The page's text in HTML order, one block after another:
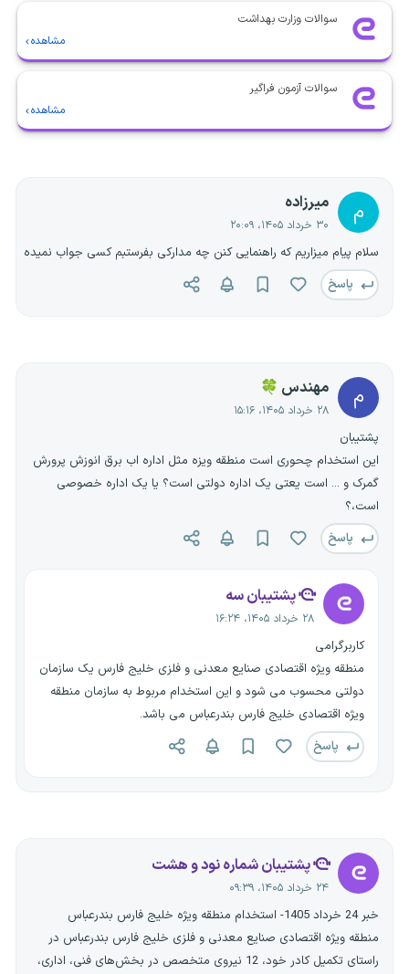
سوالات وزارت بهداشت
مشاهده
سوالات آزمون فراگیر
مشاهده
م میرزاده
۳۰ خرداد ۱۴۰۵، ۲۰:۰۹
سلام پیام میزاریم که راهنمایی کنن چه مدارکی بفرستبم کسی جواب نمیده
پاسخ
م مهندس 🍀
۲۸ خرداد ۱۴۰۵، ۱۵:۱۶
پشتیبان
این استخدام چحوری است منطقه ویزه مثل اداره اب برق انوزش پرورش
گمرک و ... است یعتی یک اداره دولتی است؟ یا یک اداره خصوصی
است،؟
پاسخ
پشتیبان سه
۲۸ خرداد ۱۴۰۵، ۱۶:۲۴
کاربرگرامی
منطقه ویژه اقتصادی صنایع معدنی و فلزی خلیج فارس یک سازمان
دولتی محسوب می شود و این استخدام مربوط به سازمان منطقه
ویژه اقتصادی خلیج فارس بندرعباس می باشد.
پاسخ
پشتیبان شماره نود و هشت
۲۴ خرداد ۱۴۰۵، ۰۹:۳۹
خبر 24 خرداد 1405- استخدام منطقه ویژه خلیج فارس بندرعباس
منطقه ویژه اقتصادی صنایع معدنی و فلزی خلیج فارس بندرعباس در
راستای تکمیل کادر خود، 12 نیروی متخصص در بخش‌های فنی، اداری،